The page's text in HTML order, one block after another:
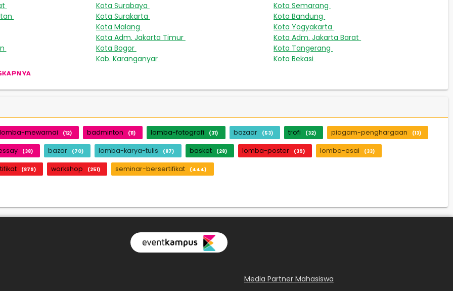
Kota Surabaya Kota Semarang
Kota Surakarta Kota Bandung
Kota Malang Kota Yogyakarta
Kota Adm. Jakarta Timur Kota Adm. Jakarta Barat
Kota Bogor Kota Tangerang
Kab. Karanganyar Kota Bekasi
lomba-mewarnai (12) badminton (11) lomba-fotografi (31) bazaar (53) trofi (32) piagam-penghargaan (13)
(38) bazar (70) lomba-karya-tulis (87) basket (28) lomba-poster (39) lomba-esai (33)
(879) workshop (251) seminar-bersertifikat (444)
Media Partner Mahasiswa